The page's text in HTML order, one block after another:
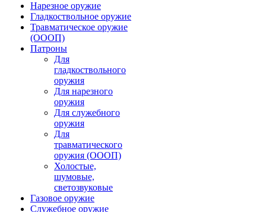
Нарезное оружие
Гладкоствольное оружие
Травматическое оружие
(ОООП)
Патроны
Для
гладкоствольного
оружия
Для нарезного
оружия
Для служебного
оружия
Для
травматического
оружия (ОООП)
Холостые,
шумовые,
светозвуковые
Газовое оружие
Служебное оружие